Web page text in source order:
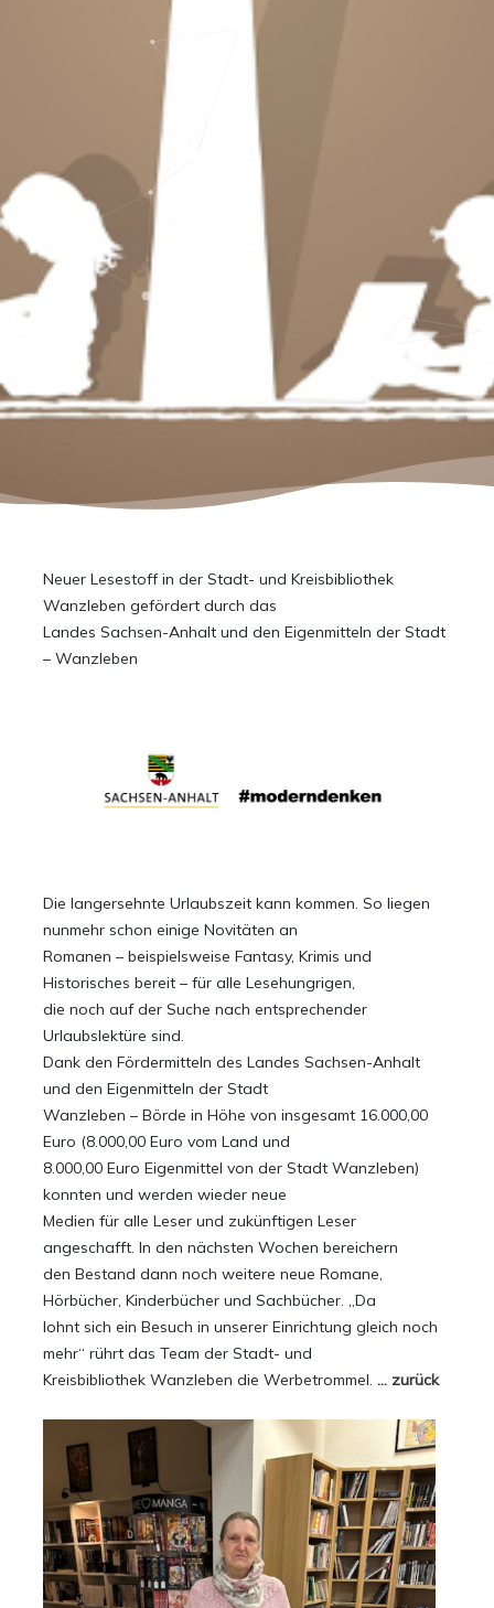
Neuer Lesestoff in der Stadt- und Kreisbibliothek
Wanzleben gefördert durch das
Landes Sachsen-Anhalt und den Eigenmitteln der Stadt
– Wanzleben
Die langersehnte Urlaubszeit kann kommen. So liegen
nunmehr schon einige Novitäten an
Romanen – beispielsweise Fantasy, Krimis und
Historisches bereit – für alle Lesehungrigen,
die noch auf der Suche nach entsprechender
Urlaubslektüre sind.
Dank den Fördermitteln des Landes Sachsen-Anhalt
und den Eigenmitteln der Stadt
Wanzleben – Börde in Höhe von insgesamt 16.000,00
Euro (8.000,00 Euro vom Land und
8.000,00 Euro Eigenmittel von der Stadt Wanzleben)
konnten und werden wieder neue
Medien für alle Leser und zukünftigen Leser
angeschafft. In den nächsten Wochen bereichern
den Bestand dann noch weitere neue Romane,
Hörbücher, Kinderbücher und Sachbücher. „Da
lohnt sich ein Besuch in unserer Einrichtung gleich noch
mehr“ rührt das Team der Stadt- und
Kreisbibliothek Wanzleben die Werbetrommel. … zurück